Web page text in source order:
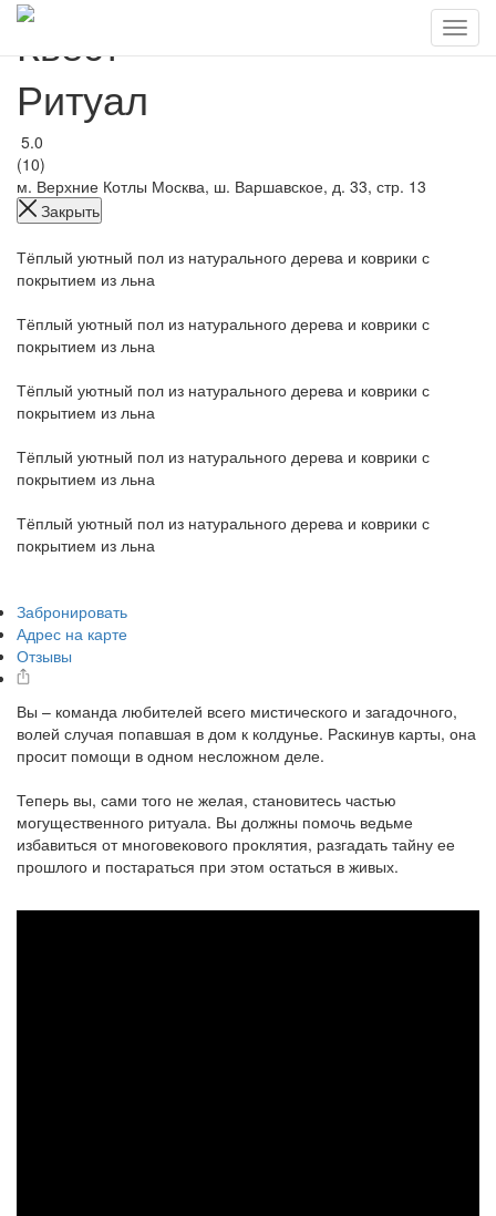
Квест
Ритуал
5.0
(10)
м. Верхние Котлы Москва, ш. Варшавское, д. 33, стр. 13
Закрыть
Тёплый уютный пол из натурального дерева и коврики с
покрытием из льна
Тёплый уютный пол из натурального дерева и коврики с
покрытием из льна
Тёплый уютный пол из натурального дерева и коврики с
покрытием из льна
Тёплый уютный пол из натурального дерева и коврики с
покрытием из льна
Тёплый уютный пол из натурального дерева и коврики с
покрытием из льна
Забронировать
Адрес на карте
Отзывы
Вы – команда любителей всего мистического и загадочного,
волей случая попавшая в дом к колдунье. Раскинув карты, она
просит помощи в одном несложном деле.
Теперь вы, сами того не желая, становитесь частью
могущественного ритуала. Вы должны помочь ведьме
избавиться от многовекового проклятия, разгадать тайну ее
прошлого и постараться при этом остаться в живых.